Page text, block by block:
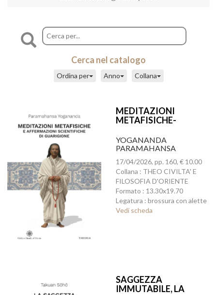
Cerca nel catalogo
Collana
Anno
Ordina per
MEDITAZIONI
METAFISICHE-
SCIENTIFICHE DI
GUARIGIONE
YOGANANDA
PARAMAHANSA
17/04/2026, pp. 160, € 10.00
Collana : THEO CIVILTA' E
FILOSOFIA D'ORIENTE
Formato : 13.30x19.70
Legatura : brossura con alette
Vedi scheda
SAGGEZZA
IMMUTABILE, LA